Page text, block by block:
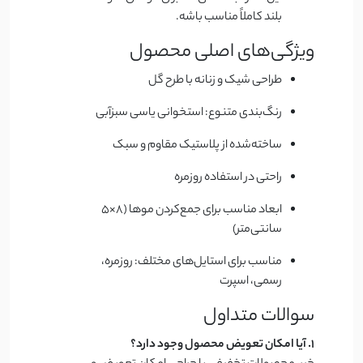
بلند کاملاً مناسب باشه.
ویژگی‌های اصلی محصول
طراحی شیک و زنانه با طرح گل
رنگ‌بندی متنوع: استخوانی یاسی سبزآبی
ساخته‌شده از پلاستیک مقاوم و سبک
راحتی در استفاده روزمره
ابعاد مناسب برای جمع‌کردن موها (8×5
سانتی‌متر)
مناسب برای استایل‌های مختلف: روزمره،
رسمی، اسپرت
سوالات متداول
1. آیا امکان تعویض محصول وجود دارد؟